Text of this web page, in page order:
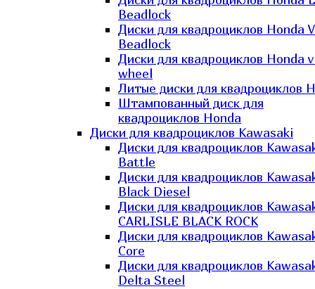
Beadlock
Диски для квадроциклов Honda
Beadlock
Диски для квадроциклов Honda
wheel
Литые диски для квадроциклов
Штампованный диск для
квадроциклов Honda
Диски для квадроциклов Kawasaki
Диски для квадроциклов
Battle
Диски для квадроциклов
Black Diesel
Диски для квадроциклов
CARLISLE BLACK ROCK
Диски для квадроциклов
Core
Диски для квадроциклов
Delta Steel